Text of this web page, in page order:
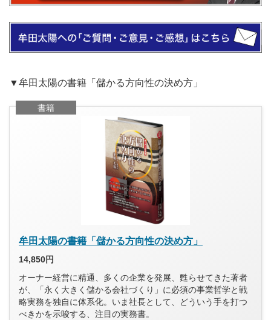
▼牟田太陽の書籍「儲かる方向性の決め方」
書籍
牟田太陽の書籍「儲かる方向性の決め方」
14,850円
オーナー経営に精通、多くの企業を発展、甦らせてきた著者
が、「永く大きく儲かる会社づくり」に必須の事業哲学と戦
略実務を独自に体系化。いま社長として、どういう手を打つ
べきかを示唆する、注目の実務書。